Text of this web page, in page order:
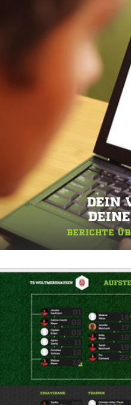
DEIN
BERICHTE